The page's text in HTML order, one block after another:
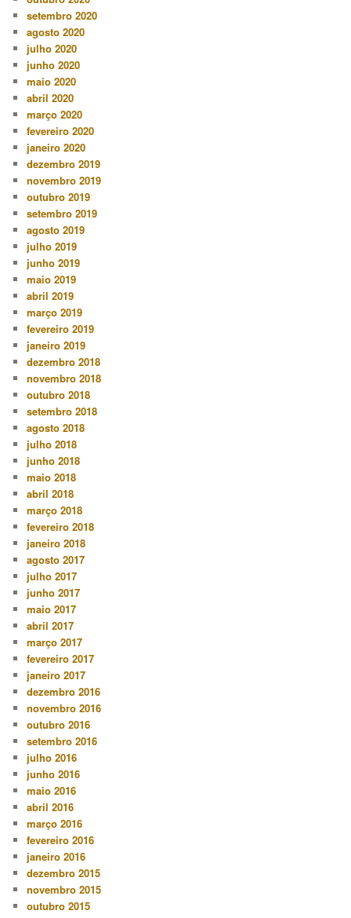
setembro 2020
agosto 2020
julho 2020
junho 2020
maio 2020
abril 2020
março 2020
fevereiro 2020
janeiro 2020
dezembro 2019
novembro 2019
outubro 2019
setembro 2019
agosto 2019
julho 2019
junho 2019
maio 2019
abril 2019
março 2019
fevereiro 2019
janeiro 2019
dezembro 2018
novembro 2018
outubro 2018
setembro 2018
agosto 2018
julho 2018
junho 2018
maio 2018
abril 2018
março 2018
fevereiro 2018
janeiro 2018
agosto 2017
julho 2017
junho 2017
maio 2017
abril 2017
março 2017
fevereiro 2017
janeiro 2017
dezembro 2016
novembro 2016
outubro 2016
setembro 2016
julho 2016
junho 2016
maio 2016
abril 2016
março 2016
fevereiro 2016
janeiro 2016
dezembro 2015
novembro 2015
outubro 2015